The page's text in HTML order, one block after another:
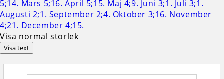
Visa normal storlek
Visa text